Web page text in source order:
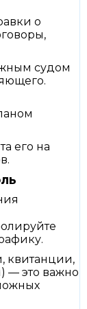
о
судом
его на
квитанции,
— это важно